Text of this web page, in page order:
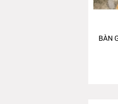
BÀN